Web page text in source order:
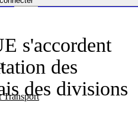
Transport
s'accordent
des
des divisions